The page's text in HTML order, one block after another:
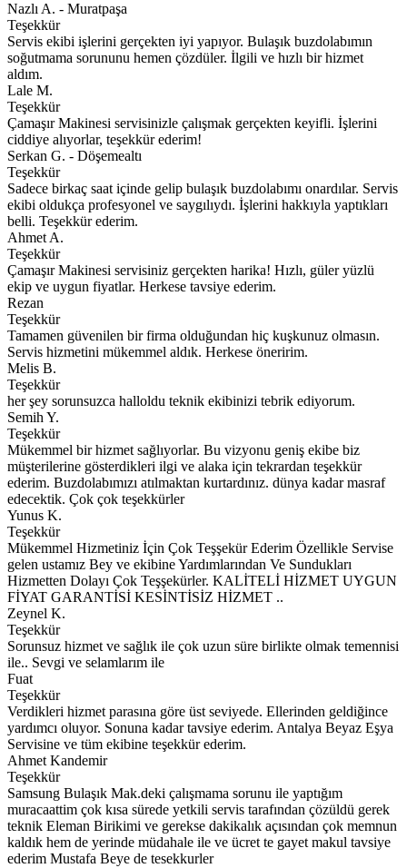
Nazlı A. - Muratpaşa
Teşekkür
Servis ekibi işlerini gerçekten iyi yapıyor. Bulaşık buzdolabımın
soğutmama sorununu hemen çözdüler. İlgili ve hızlı bir hizmet
aldım.
Lale M.
Teşekkür
Çamaşır Makinesi servisinizle çalışmak gerçekten keyifli. İşlerini
ciddiye alıyorlar, teşekkür ederim!
Serkan G. - Döşemealtı
Teşekkür
Sadece birkaç saat içinde gelip bulaşık buzdolabımı onardılar. Servis
ekibi oldukça profesyonel ve saygılıydı. İşlerini hakkıyla yaptıkları
belli. Teşekkür ederim.
Ahmet A.
Teşekkür
Çamaşır Makinesi servisiniz gerçekten harika! Hızlı, güler yüzlü
ekip ve uygun fiyatlar. Herkese tavsiye ederim.
Rezan
Teşekkür
Tamamen güvenilen bir firma olduğundan hiç kuşkunuz olmasın.
Servis hizmetini mükemmel aldık. Herkese öneririm.
Melis B.
Teşekkür
her şey sorunsuzca halloldu teknik ekibinizi tebrik ediyorum.
Semih Y.
Teşekkür
Mükemmel bir hizmet sağlıyorlar. Bu vizyonu geniş ekibe biz
müşterilerine gösterdikleri ilgi ve alaka için tekrardan teşekkür
ederim. Buzdolabımızı atılmaktan kurtardınız. dünya kadar masraf
edecektik. Çok çok teşekkürler
Yunus K.
Teşekkür
Mükemmel Hizmetiniz İçin Çok Teşşekür Ederim Özellikle Servise
gelen ustamız Bey ve ekibine Yardımlarından Ve Sundukları
Hizmetten Dolayı Çok Teşşekürler. KALİTELİ HİZMET UYGUN
FİYAT GARANTİSİ KESİNTİSİZ HİZMET ..
Zeynel K.
Teşekkür
Sorunsuz hizmet ve sağlık ile çok uzun süre birlikte olmak temennisi
ile.. Sevgi ve selamlarım ile
Fuat
Teşekkür
Verdikleri hizmet parasına göre üst seviyede. Ellerinden geldiğince
yardımcı oluyor. Sonuna kadar tavsiye ederim. Antalya Beyaz Eşya
Servisine ve tüm ekibine teşekkür ederim.
Ahmet Kandemir
Teşekkür
Samsung Bulaşık Mak.deki çalışmama sorunu ile yaptığım
muracaattim çok kısa sürede yetkili servis tarafından çözüldü gerek
teknik Eleman Birikimi ve gerekse dakikalık açısından çok memnun
kaldık hem de yerinde müdahale ile ve ücret te gayet makul tavsiye
ederim Mustafa Beye de tesekkurler